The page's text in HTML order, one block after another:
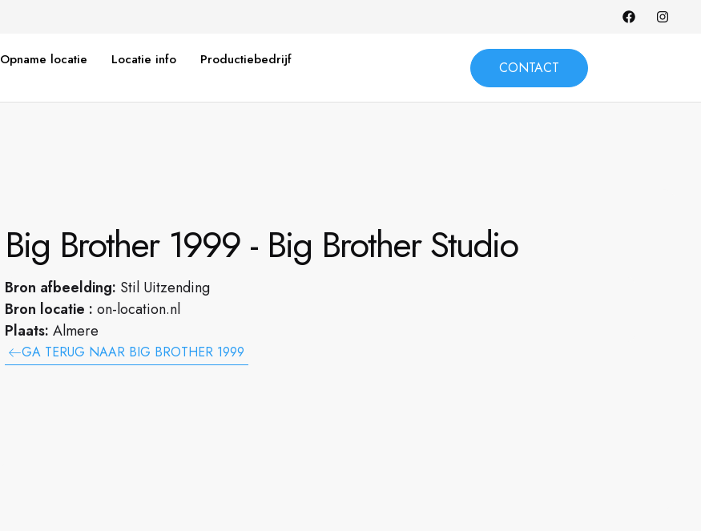
Opname locatie Locatie info Productiebedrijf CONTACT
Big Brother 1999 - Big Brother Studio
Bron afbeelding: Stil Uitzending
Bron locatie : on-location.nl
Plaats: Almere
GA TERUG NAAR BIG BROTHER 1999